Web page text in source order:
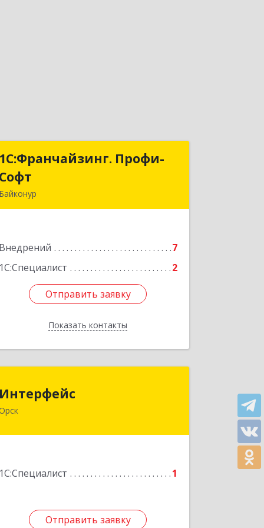
1С:Франчайзинг. Профи-
Софт
Байконур
Внедрений
7
1С:Специалист
2
Отправить заявку
Показать контакты
1С:Франчайзинг. Профи-
Подробнее
Отправить заявку
Назад
Интерфейс
1С:Специалист 1
Отправить заявку
Отправить заявку